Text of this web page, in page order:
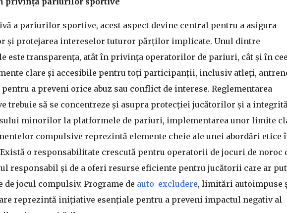
a pariurilor sportive, acest aspect devine central pentru a asigura
și protejarea intereselor tuturor părților implicate. Unul dintre
este transparența, atât în privința operatorilor de pariuri, cât și în
clare și accesibile pentru toți participanții, inclusiv atleți,
a preveni orice abuz sau conflict de interese. Reglementarea
trebuie să se concentreze și asupra protecției jucătorilor și a
minorilor la platformele de pariuri, implementarea unor limite
compulsive reprezintă elemente cheie ale unei abordări etice
o responsabilitate crescută pentru operatorii de jocuri de noroc
responsabil și de a oferi resurse eficiente pentru jucătorii care ar
de jocul compulsiv. Programe de auto-excludere, limitări autoimpuse
reprezintă inițiative esențiale pentru a preveni impactul negativ al